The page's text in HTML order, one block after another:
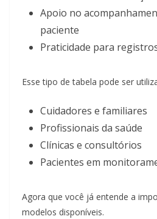
Apoio no
paciente
Praticidade para
Esse tipo de tabela pode ser
Cuidadores e familiares
Profissionais da saúde
Clínicas e consultórios
Pacientes em
Agora que você já entende a
modelos disponíveis.